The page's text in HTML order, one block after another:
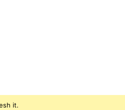
it.